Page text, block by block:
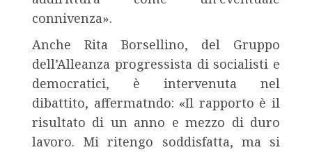
connivenza».
Anche Rita Borsellino, del Gruppo
dell’Alleanza progressista di socialisti e
democratici, è intervenuta nel
dibattito, affermatndo: «Il rapporto è il
risultato di un anno e mezzo di duro
lavoro. Mi ritengo soddisfatta, ma si